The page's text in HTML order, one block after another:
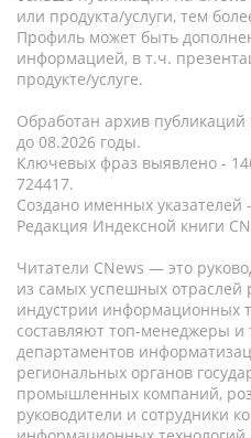
или продукта/услуги, тем
Профиль может быть
информацией, в т.ч.
продукте/услуге.
Обработан архив
до 08.2026 годы.
Ключевых фраз выявлено -
724417.
Создано именных указателей
Редакция Индексной книги
Читатели CNews — это
из самых успешных отраслей
индустрии информационных
составляют топ-менеджеры и
департаментов
региональных органов
промышленных компаний,
руководители и сотрудники